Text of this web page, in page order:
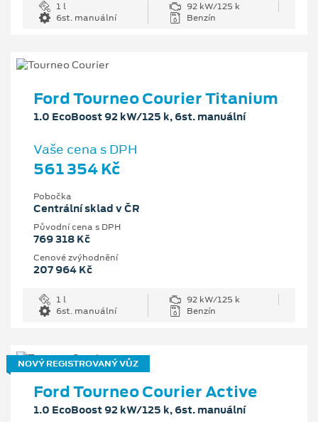
1 l
92 kW/125 k
6st. manuální
Benzín
Ford Tourneo Courier Titanium
1.0 EcoBoost 92 kW/125 k, 6st. manuální
Vaše cena s DPH
561 354 Kč
Pobočka
Centrální sklad v ČR
Původní cena s DPH
769 318 Kč
Cenové zvýhodnění
207 964 Kč
1 l
92 kW/125 k
6st. manuální
Benzín
NOVÝ REGISTROVANÝ VŮZ
Ford Tourneo Courier Active
1.0 EcoBoost 92 kW/125 k, 6st. manuální